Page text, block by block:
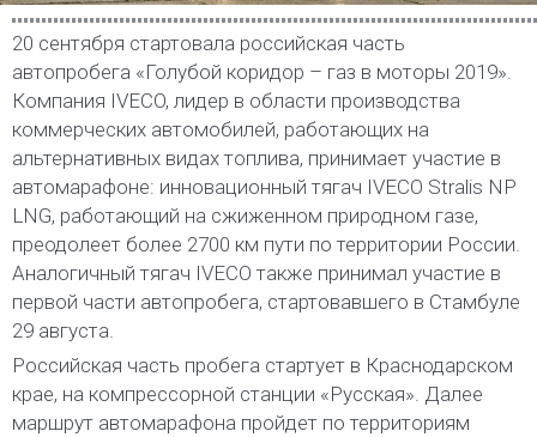
20 сентября стартовала российская часть
автопробега «Голубой коридор – газ в моторы 2019».
Компания IVECO, лидер в области производства
коммерческих автомобилей, работающих на
альтернативных видах топлива, принимает участие в
автомарафоне: инновационный тягач IVECO Stralis NP
LNG, работающий на сжиженном природном газе,
преодолеет более 2700 км пути по территории России.
Аналогичный тягач IVECO также принимал участие в
первой части автопробега, стартовавшего в Стамбуле
29 августа.
Российская часть пробега стартует в Краснодарском
крае, на компрессорной станции «Русская». Далее
маршрут автомарафона пройдет по территориям